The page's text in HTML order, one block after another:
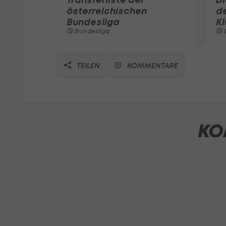
österreichischen
Bundesliga
Bundesliga
TEILEN KOMMENTARE